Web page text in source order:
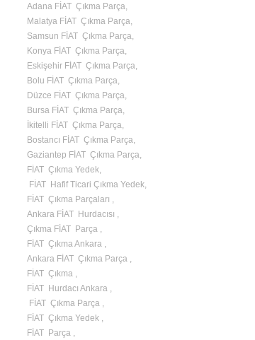
Adana FİAT Çıkma Parça,
Malatya FİAT Çıkma Parça,
Samsun FİAT Çıkma Parça,
Konya FİAT Çıkma Parça,
Eskişehir FİAT Çıkma Parça,
Bolu FİAT Çıkma Parça,
Düzce FİAT Çıkma Parça,
Bursa FİAT Çıkma Parça,
İkitelli FİAT Çıkma Parça,
Bostancı FİAT Çıkma Parça,
Gaziantep FİAT Çıkma Parça,
FİAT Çıkma Yedek,
FİAT Hafif Ticari Çıkma Yedek,
FİAT Çıkma Parçaları ,
Ankara FİAT Hurdacısı ,
Çıkma FİAT Parça ,
FİAT Çıkma Ankara ,
Ankara FİAT Çıkma Parça ,
FİAT Çıkma ,
FİAT Hurdacı Ankara ,
FİAT Çıkma Parça ,
FİAT Çıkma Yedek ,
FİAT Parça ,